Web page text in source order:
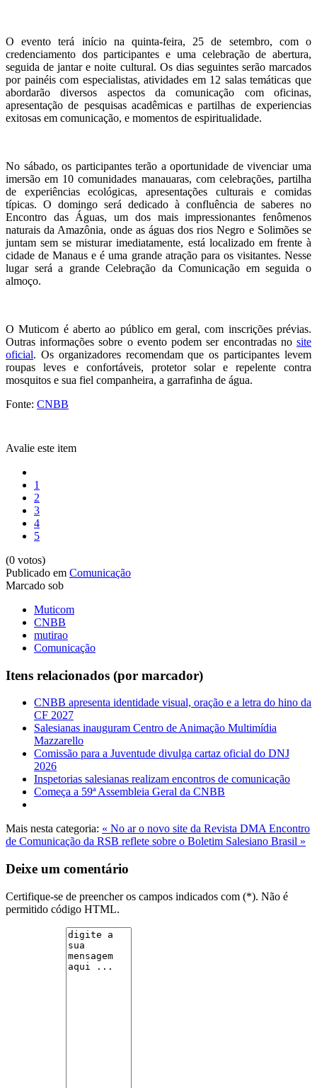
O evento terá início na quinta-feira, 25 de setembro, com o
credenciamento dos participantes e uma celebração de abertura,
seguida de jantar e noite cultural. Os dias seguintes serão marcados
por painéis com especialistas, atividades em 12 salas temáticas que
abordarão diversos aspectos da comunicação com oficinas,
apresentação de pesquisas acadêmicas e partilhas de experiencias
exitosas em comunicação, e momentos de espiritualidade.
No sábado, os participantes terão a oportunidade de vivenciar uma
imersão em 10 comunidades manauaras, com celebrações, partilha
de experiências ecológicas, apresentações culturais e comidas
típicas. O domingo será dedicado à confluência de saberes no
Encontro das Águas, um dos mais impressionantes fenômenos
naturais da Amazônia, onde as águas dos rios Negro e Solimões se
juntam sem se misturar imediatamente, está localizado em frente à
cidade de Manaus e é uma grande atração para os visitantes. Nesse
lugar será a grande Celebração da Comunicação em seguida o
almoço.
O Muticom é aberto ao público em geral, com inscrições prévias.
Outras informações sobre o evento podem ser encontradas no site
oficial. Os organizadores recomendam que os participantes levem
roupas leves e confortáveis, protetor solar e repelente contra
mosquitos e sua fiel companheira, a garrafinha de água.
Fonte: CNBB
Avalie este item
1
2
3
4
5
(0 votos)
Publicado em Comunicação
Marcado sob
Muticom
CNBB
mutirao
Comunicação
Itens relacionados (por marcador)
CNBB apresenta identidade visual, oração e a letra do hino da
CF 2027
Salesianas inauguram Centro de Animação Multimídia
Mazzarello
Comissão para a Juventude divulga cartaz oficial do DNJ
2026
Inspetorias salesianas realizam encontros de comunicação
Começa a 59ª Assembleia Geral da CNBB
Mais nesta categoria: « No ar o novo site da Revista DMA Encontro
de Comunicação da RSB reflete sobre o Boletim Salesiano Brasil »
Deixe um comentário
Certifique-se de preencher os campos indicados com (*). Não é
permitido código HTML.